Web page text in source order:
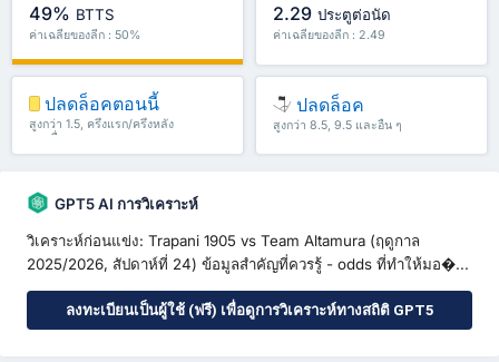
49% BTTS
ค่าเฉลี่ยของลีก : 50%
2.29 ประตูต่อนัด
ค่าเฉลี่ยของลีก : 2.49
ปลดล็อคตอนนี้
สูงกว่า 1.5, ครึ่งแรก/ครึ่งหลัง
และอื่น ๆ
ปลดล็อค
สูงกว่า 8.5, 9.5 และอื่น ๆ
GPT5 AI การวิเคราะห์
วิเคราะห์ก่อนแข่ง: Trapani 1905 vs Team Altamura (ฤดูกาล
2025/2026, สัปดาห์ที่ 24) ข้อมูลสำคัญที่ควรรู้ - odds ที่ทำให้มอ�...
ลงทะเบียนเป็นผู้ใช้ (ฟรี) เพื่อดูการวิเคราะห์ทางสถิติ GPT5